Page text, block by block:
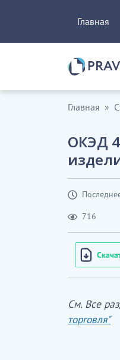
Главная
Главная
ОКЭД
716
См. Все
торговля"